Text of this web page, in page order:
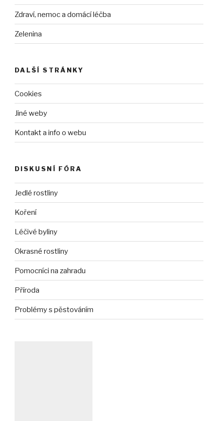
Zdraví, nemoc a domácí léčba
Zelenina
DALŠÍ STRÁNKY
Cookies
Jiné weby
Kontakt a info o webu
DISKUSNÍ FÓRA
Jedlé rostliny
Koření
Léčivé byliny
Okrasné rostliny
Pomocníci na zahradu
Příroda
Problémy s pěstováním